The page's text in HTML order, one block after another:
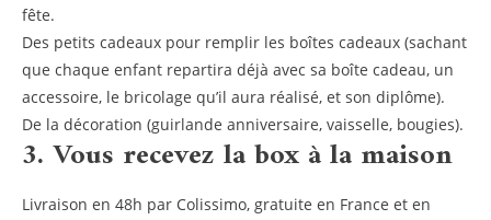
fête.
Des petits cadeaux pour remplir les boîtes cadeaux (sachant
que chaque enfant repartira déjà avec sa boîte cadeau, un
accessoire, le bricolage qu’il aura réalisé, et son diplôme).
De la décoration (guirlande anniversaire, vaisselle, bougies).
3. Vous recevez la box à la maison
Livraison en 48h par Colissimo, gratuite en France et en